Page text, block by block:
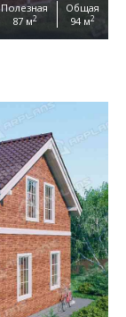
Полезная
87 м2
Общая
94 м2